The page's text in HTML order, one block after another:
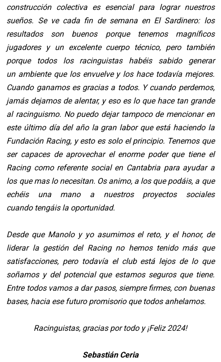
construcción colectiva es esencial para lograr nuestros
sueños. Se ve cada fin de semana en El Sardinero: los
resultados son buenos porque tenemos magníficos
jugadores y un excelente cuerpo técnico, pero también
porque todos los racinguistas habéis sabido generar
un ambiente que los envuelve y los hace todavía mejores.
Cuando ganamos es gracias a todos. Y cuando perdemos,
jamás dejamos de alentar, y eso es lo que hace tan grande
al racinguismo. No puedo dejar tampoco de mencionar en
este último día del año la gran labor que está haciendo la
Fundación Racing, y esto es solo el principio. Tenemos que
ser capaces de aprovechar el enorme poder que tiene el
Racing como referente social en Cantabria para ayudar a
los que mas lo necesitan. Os animo, a los que podáis, a que
echéis una mano a nuestros proyectos sociales
cuando tengáis la oportunidad.
Desde que Manolo y yo asumimos el reto, y el honor, de
liderar la gestión del Racing no hemos tenido más que
satisfacciones, pero todavía el club está lejos de lo que
soñamos y del potencial que estamos seguros que tiene.
Entre todos vamos a dar pasos, siempre firmes, con buenas
bases, hacia ese futuro promisorio que todos anhelamos.
Racinguistas, gracias por todo y ¡Feliz 2024!
Sebastián Ceria